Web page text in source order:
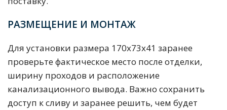
РАЗМЕЩЕНИЕ И МОНТАЖ
Для установки размера 170x73x41 заранее
проверьте фактическое место после отделки,
ширину проходов и расположение
канализационного вывода. Важно сохранить
доступ к сливу и заранее решить, чем будет